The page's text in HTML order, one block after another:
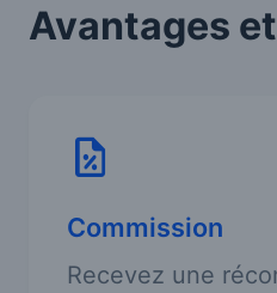
Avantages
Commission
Recevez une